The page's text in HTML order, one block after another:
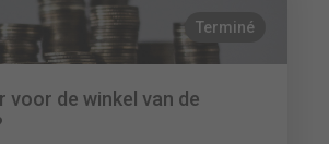
Terminé
voor de winkel van de